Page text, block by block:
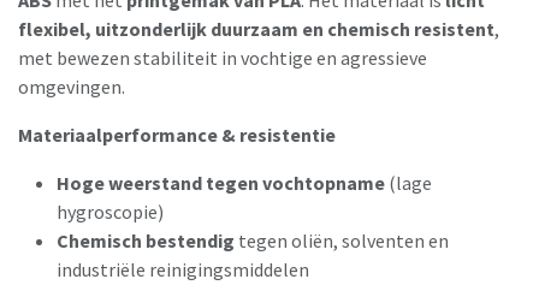
flexibel, uitzonderlijk duurzaam en chemisch resistent,
met bewezen stabiliteit in vochtige en agressieve
omgevingen.
Materiaalperformance & resistentie
Hoge weerstand tegen vochtopname (lage
hygroscopie)
Chemisch bestendig tegen oliën, solventen en
industriële reinigingsmiddelen